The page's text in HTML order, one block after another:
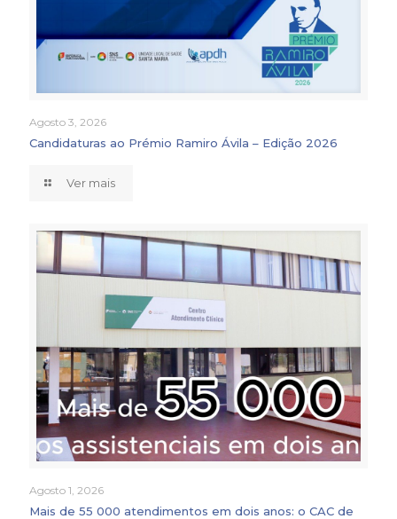
Agosto 3, 2026
Candidaturas ao Prémio Ramiro Ávila – Edição 2026
Ver mais
Agosto 1, 2026
Mais de 55 000 atendimentos em dois anos: o CAC de